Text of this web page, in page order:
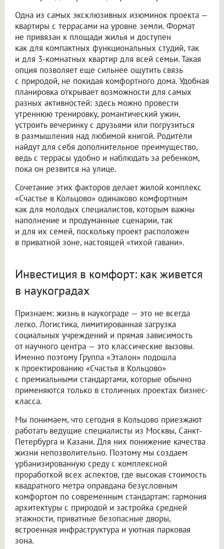
Одна из самых эксклюзивных изюминок проекта —
квартиры с террасами на уровне земли. Формат
не привязан к площади жилья и доступен
как для компактных функциональных студий, так
и для 3-комнатных квартир для всей семьи. Такая
опция позволяет еще сильнее ощутить связь
с природой, не покидая комфортного дома. Удобная
планировка открывает возможности для самых
разных активностей: здесь можно провести
утреннюю тренировку, романтический ужин,
устроить вечеринку с друзьями или погрузиться
в размышления над любимой книгой. Родители
найдут для себя дополнительное преимущество,
ведь с террасы удобно и наблюдать за ребенком,
пока он резвится на улице.
Сочетание этих факторов делает жилой комплекс
«Счастье в Кольцово» одинаково комфортным
как для молодых специалистов, которым важны
наполнение и продуманные сценарии, так
и для их семей, поскольку проект расположен
в приватной зоне, настоящей «тихой гавани».
Инвестиция в комфорт: как живется
в наукоградах
Признаем: жизнь в наукограде — это не всегда
легко. Логистика, лимитированная загрузка
социальных учреждений и прямая зависимость
от научного центра — это классические вызовы.
Именно поэтому Группа «Эталон» подошла
к проектированию «Счастья в Кольцово»
с премиальными стандартами, которые обычно
применяются только в столичных проектах бизнес-
класса.
Мы понимаем, что сегодня в Кольцово приезжают
работать ведущие специалисты из Москвы, Санкт-
Петербурга и Казани. Для них понижение качества
жизни непозволительно. Поэтому мы создаем
урбанизированную среду с комплексной
проработкой всех аспектов, где высокая стоимость
квадратного метра оправдана безусловным
комфортом по современным стандартам: гармония
архитектуры с природой и застройка средней
этажности, приватные безопасные дворы,
встроенная инфраструктура и уютная парковая
зона.